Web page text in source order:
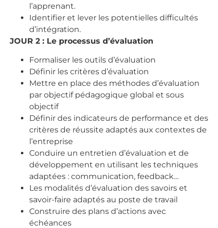
l’apprenant.
Identifier et lever les potentielles difficultés
d’intégration.
JOUR 2 : Le processus d’évaluation
Formaliser les outils d’évaluation
Définir les critères d’évaluation
Mettre en place des méthodes d’évaluation
par objectif pédagogique global et sous
objectif
Définir des indicateurs de performance et des
critères de réussite adaptés aux contextes de
l’entreprise
Conduire un entretien d’évaluation et de
développement en utilisant les techniques
adaptées : communication, feedback…
Les modalités d’évaluation des savoirs et
savoir-faire adaptés au poste de travail
Construire des plans d’actions avec
échéances